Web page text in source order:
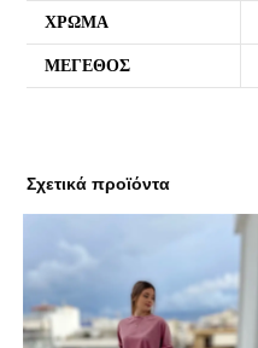
ΧΡΩΜΑ
ΜΕΓΕΘΟΣ
Σχετικά προϊόντα